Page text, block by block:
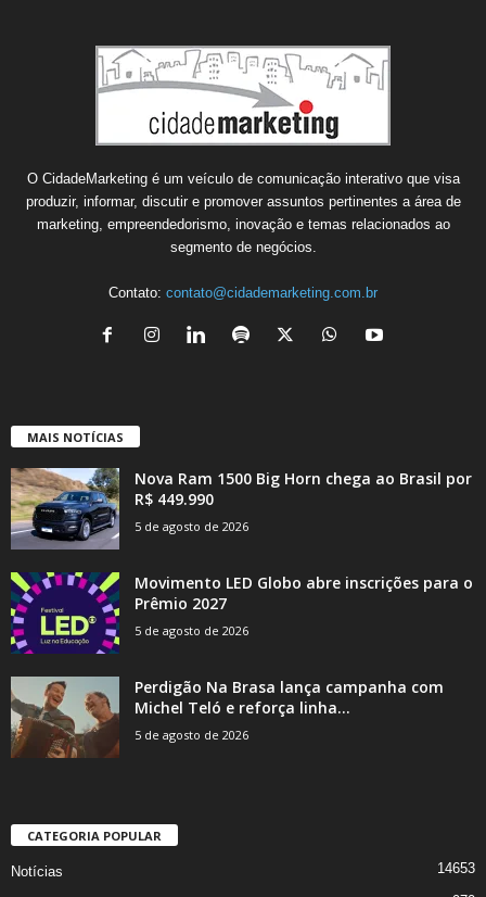
O CidadeMarketing é um veículo de comunicação interativo que visa
produzir, informar, discutir e promover assuntos pertinentes a área de
marketing, empreendedorismo, inovação e temas relacionados ao
segmento de negócios.
Contato: contato@cidademarketing.com.br
MAIS NOTÍCIAS
Nova Ram 1500 Big Horn chega ao Brasil por
R$ 449.990
5 de agosto de 2026
Movimento LED Globo abre inscrições para o
Prêmio 2027
5 de agosto de 2026
Perdigão Na Brasa lança campanha com
Michel Teló e reforça linha...
5 de agosto de 2026
CATEGORIA POPULAR
Notícias 14653